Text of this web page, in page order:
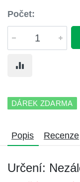
Počet:
DÁREK ZDARMA
Popis Recenze
Určení: